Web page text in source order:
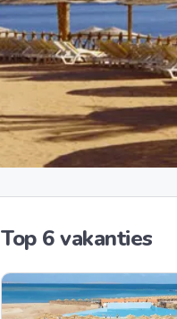
Top 6 vakanties